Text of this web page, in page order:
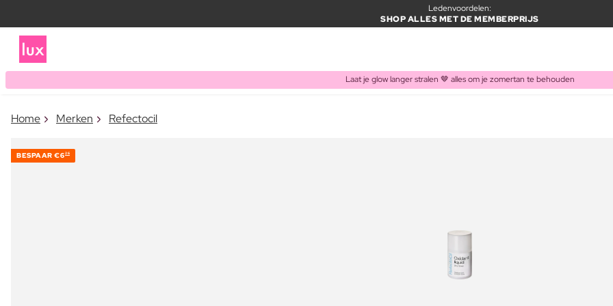
Ledenvoordelen:
SHOP ALLES MET DE MEMBERPRIJS
Laat je glow langer stralen 🤎 alles om je zomertan te behouden
Home Merken Refectocil
BESPAAR €626